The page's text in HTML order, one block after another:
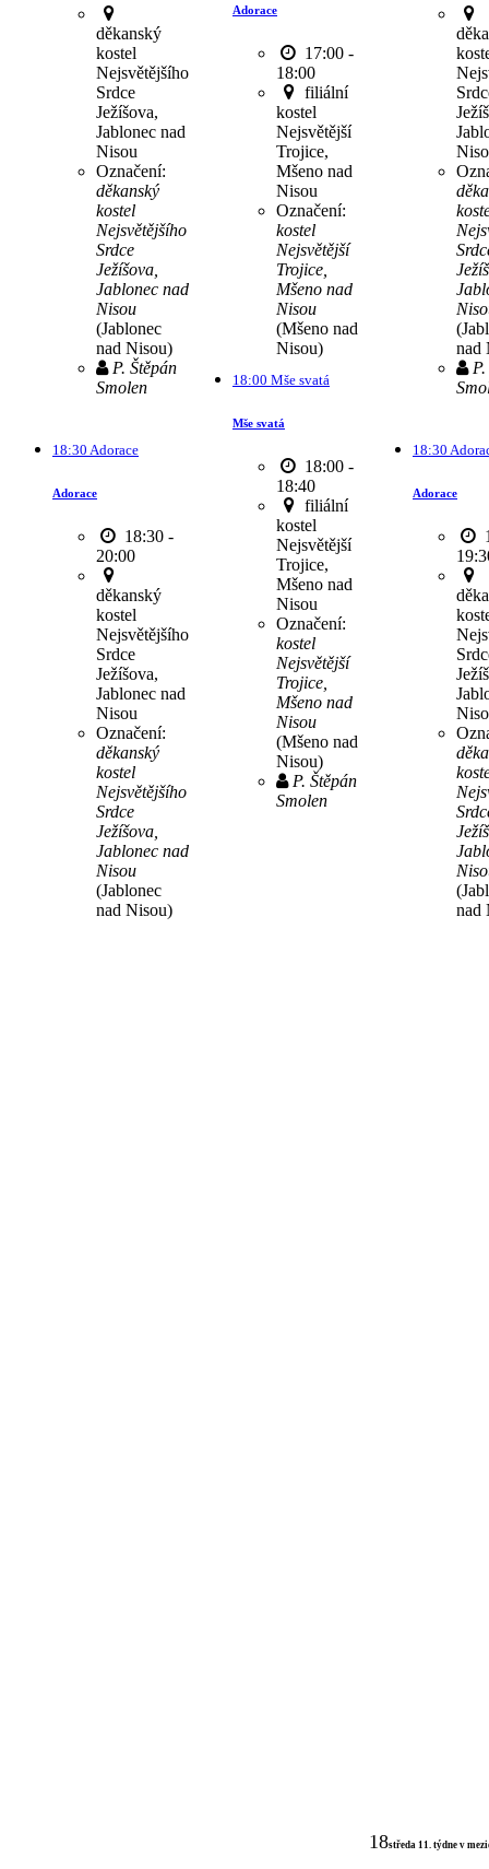
děkanský
kostel
Nejsvětějšího
Srdce
Ježíšova,
Jablonec nad
Nisou
Označení:
děkanský
kostel
Nejsvětějšího
Srdce
Ježíšova,
Jablonec nad
Nisou
(Jablonec
nad Nisou)
P. Štěpán
Smolen
18:30 Adorace
Adorace
18:30 -
20:00
děkanský
kostel
Nejsvětějšího
Srdce
Ježíšova,
Jablonec nad
Nisou
Označení:
děkanský
kostel
Nejsvětějšího
Srdce
Ježíšova,
Jablonec nad
Nisou
(Jablonec
nad Nisou)
Adorace
17:00 -
18:00
filiální
kostel
Nejsvětější
Trojice,
Mšeno nad
Nisou
Označení:
kostel
Nejsvětější
Trojice,
Mšeno nad
Nisou
(Mšeno nad
Nisou)
18:00 Mše svatá
Mše svatá
18:00 -
18:40
filiální
kostel
Nejsvětější
Trojice,
Mšeno nad
Nisou
Označení:
kostel
Nejsvětější
Trojice,
Mšeno nad
Nisou
(Mšeno nad
Nisou)
P. Štěpán
Smolen
nad
18:30
Adorace
nad
18středa 11. týdne v